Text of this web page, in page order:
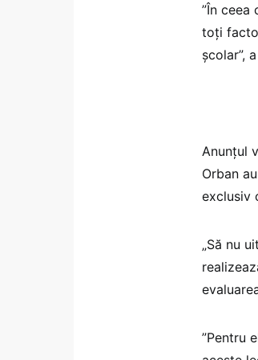
”În ceea
toți
școlar”,
Anunțul
Orban
exclusiv
„Să nu
”Pentru